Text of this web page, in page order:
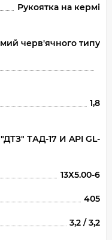
Рукоятка на кермі
черв'ячного типу
1,8
ТАД-17 И API GL-
13Х5.00-6
405
3,2 / 3,2